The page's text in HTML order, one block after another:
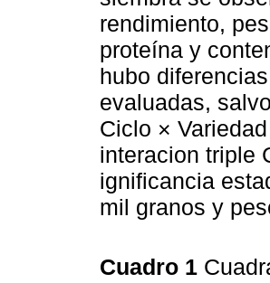
rendimiento,
proteína y
hubo
evaluadas,
Ciclo ×
interacion triple
ignificancia
mil granos y
Cuadro 1